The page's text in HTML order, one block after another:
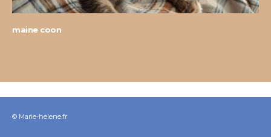
maine coon
© Marie-helene.fr